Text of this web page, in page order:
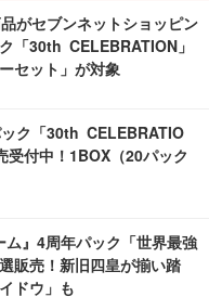
がセブンネットショッピン
「30th CELEBRATION」
セット」が対象
ック「30th CELEBRATIO
受付中！1BOX（20パック
ム』4周年パック「世界最強
販売！新旧四皇が揃い踏
ドウ」も